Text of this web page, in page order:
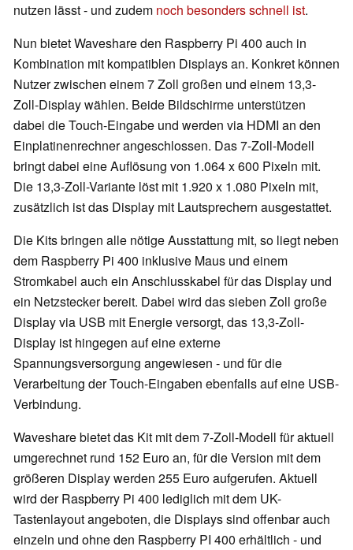
nutzen lässt - und zudem noch besonders schnell ist.
Nun bietet Waveshare den Raspberry Pi 400 auch in
Kombination mit kompatiblen Displays an. Konkret können
Nutzer zwischen einem 7 Zoll großen und einem 13,3-
Zoll-Display wählen. Beide Bildschirme unterstützen
dabei die Touch-Eingabe und werden via HDMI an den
Einplatinenrechner angeschlossen. Das 7-Zoll-Modell
bringt dabei eine Auflösung von 1.064 x 600 Pixeln mit.
Die 13,3-Zoll-Variante löst mit 1.920 x 1.080 Pixeln mit,
zusätzlich ist das Display mit Lautsprechern ausgestattet.
Die Kits bringen alle nötige Ausstattung mit, so liegt neben
dem Raspberry Pi 400 inklusive Maus und einem
Stromkabel auch ein Anschlusskabel für das Display und
ein Netzstecker bereit. Dabei wird das sieben Zoll große
Display via USB mit Energie versorgt, das 13,3-Zoll-
Display ist hingegen auf eine externe
Spannungsversorgung angewiesen - und für die
Verarbeitung der Touch-Eingaben ebenfalls auf eine USB-
Verbindung.
Waveshare bietet das Kit mit dem 7-Zoll-Modell für aktuell
umgerechnet rund 152 Euro an, für die Version mit dem
größeren Display werden 255 Euro aufgerufen. Aktuell
wird der Raspberry Pi 400 lediglich mit dem UK-
Tastenlayout angeboten, die Displays sind offenbar auch
einzeln und ohne den Raspberry PI 400 erhältlich - und